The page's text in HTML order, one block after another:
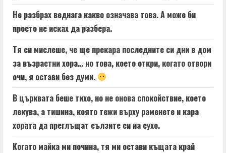
Не разбрах веднага какво означава това. А може би
просто не исках да разбера.
Тя си мислеше, че ще прекара последните си дни в дом
за възрастни хора… но това, което откри, когато отвори
очи, я остави без думи.
В църквата беше тихо, но не онова спокойствие, което
лекува, а тишина, която тежи върху раменете и кара
хората да преглъщат сълзите си на сухо.
Когато майка ми почина, тя ми остави къщата край